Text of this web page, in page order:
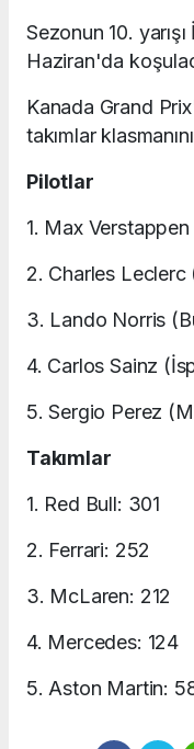
Sezonun 10.
Haziran'da
Kanada Grand
takımlar
Pilotlar
1. Max
2. Charles
3. Lando Norris
4. Carlos Sainz
5. Sergio Perez
Takımlar
1. Red Bull: 301
2. Ferrari: 252
3. McLaren: 212
4. Mercedes: 124
5. Aston Martin: